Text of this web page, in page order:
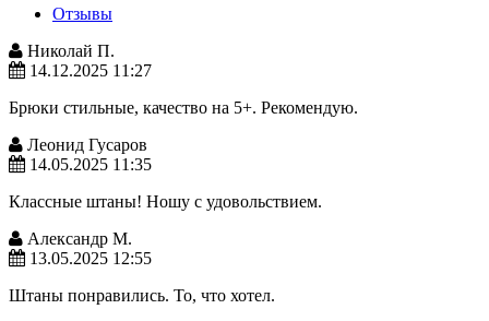
Отзывы
Николай П.
14.12.2025 11:27
Брюки стильные, качество на 5+. Рекомендую.
Леонид Гусаров
14.05.2025 11:35
Классные штаны! Ношу с удовольствием.
Александр М.
13.05.2025 12:55
Штаны понравились. То, что хотел.